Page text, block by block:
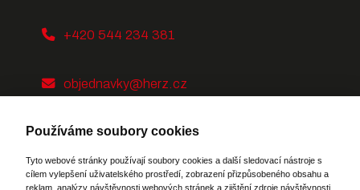
Používáme soubory cookies
Tyto webové stránky používají soubory cookies a další sledovací nástroje s
cílem vylepšení uživatelského prostředí, zobrazení přizpůsobeného obsahu a
reklam, analýzy návštěvnosti webových stránek a zjištění zdroje návštěvnosti.
+420 544 234 381
objednavky@herz.cz